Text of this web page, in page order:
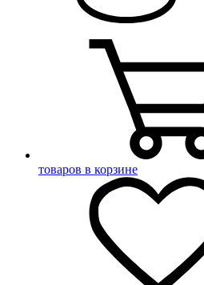
товаров в корзине